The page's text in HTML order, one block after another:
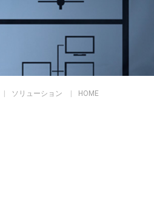
ソリューション HOME